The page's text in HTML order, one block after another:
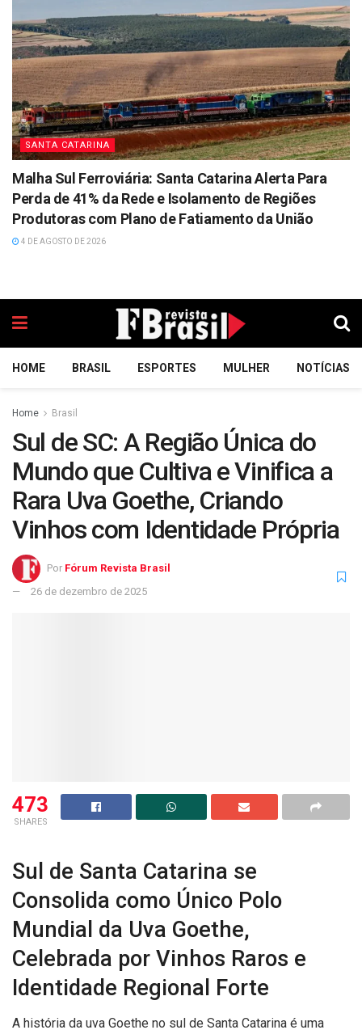
SANTA CATARINA
Malha Sul Ferroviária: Santa Catarina Alerta Para
Perda de 41% da Rede e Isolamento de Regiões
Produtoras com Plano de Fatiamento da União
4 DE AGOSTO DE 2026
HOME BRASIL ESPORTES MULHER NOTÍCIAS
Home Brasil
Sul de SC: A Região Única do
Mundo que Cultiva e Vinifica a
Rara Uva Goethe, Criando
Vinhos com Identidade Própria
Por Fórum Revista Brasil
26 de dezembro de 2025
473
SHARES
Sul de Santa Catarina se
Consolida como Único Polo
Mundial da Uva Goethe,
Celebrada por Vinhos Raros e
Identidade Regional Forte
A história da uva Goethe no sul de Santa Catarina é uma